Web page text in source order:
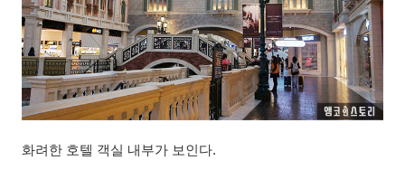
화려한 호텔 객실 내부가 보인다.